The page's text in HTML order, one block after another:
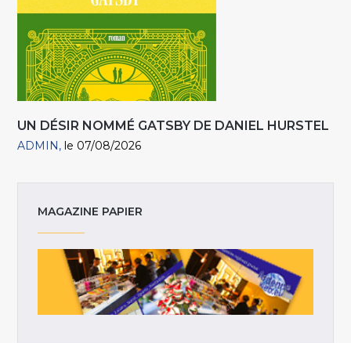
UN DÉSIR NOMMÉ GATSBY DE DANIEL HURSTEL
ADMIN le 07/08/2026
MAGAZINE PAPIER